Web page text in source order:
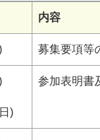
内容
募集要項等
)
参加表明書